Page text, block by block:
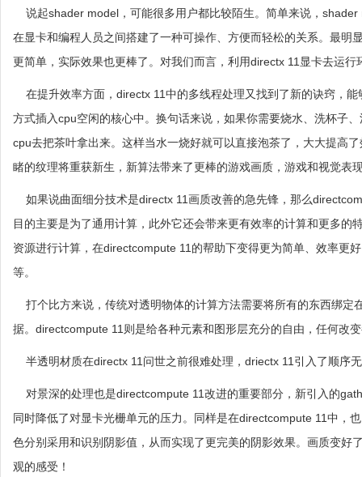
说起shader model，可能很多用户都比较陌生。简单来说，
在显卡和编程人员之间搭建了一种可操作、方便而轻松的关系。最
更简单，实际效果也更棒了。对我们而言，利用directx 11显卡去运
在提升效率方面，directx 11中的多线程处理又找到了新的诀窍，
方式插入cpu空闲的核心中。换句话来说，如果你需要烧水、洗杯子
cpu去把茶叶拿出来。这样当水一烧好就可以直接泡茶了，大大提高
睹的纹理将重获新生，新算法带来了更棒的游戏画质，游戏和视觉表
如果说曲面细分技术是directx 11画质改善的急先锋，那么
目的主要是为了通用计算，此外它还会带来更有效率的计算和更多
资源进行计算，在directcompute 11的帮助下变得更为简单、效率更
等。
打个比方来说，传统对透明物体的计算方法需要将所有的东西绑定
据。directcompute 11则是给各种元素和图形层充分的自由，任何改
半透明材质在directx 11问世之前很难处理，driectx 11引入了顺序
对景深的处理也是directcompute 11改进的重要部分，新引入的
同时降低了对显卡光栅单元的压力。同样是在directcompute 11中，
色分别采用和识别阴影值，从而实现了更完美的阴影效果。画质变
观的感受！